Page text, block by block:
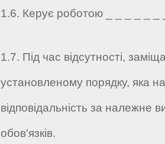
1.6. Керує роботою _ _ _ _ _ _
1.7. Під час відсутності,
установленому порядку, яка
відповідальність за належне
обов'язків.